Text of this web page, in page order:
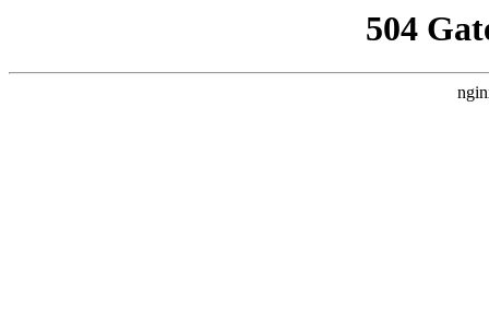
504